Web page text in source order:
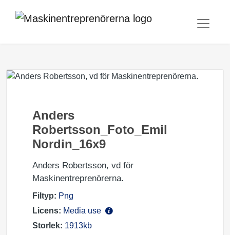
Anders
Robertsson_Foto_Emil
Nordin_16x9
Anders Robertsson, vd för
Maskinentreprenörerna.
Filtyp: Png
Licens: Media use
Storlek: 1913kb